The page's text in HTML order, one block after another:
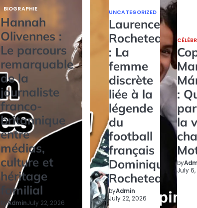
BIOGRAPHIE
Hannah
Olivennes :
Le parcours
remarquable
de la
journaliste
franco-
britannique
entre
médias,
culture et
héritage
familial
byAdminJuly 22, 2026
UNCATEGORIZED
Laurence
Rocheteau
: La
femme
discrète
liée à la
légende
du
football
français
Dominique
Rocheteau
byAdmin
July 22, 2026
:
la
by
July